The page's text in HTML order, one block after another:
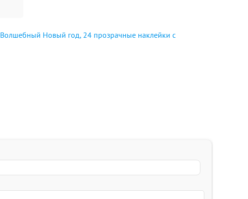
Волшебный Новый год, 24 прозрачные наклейки с